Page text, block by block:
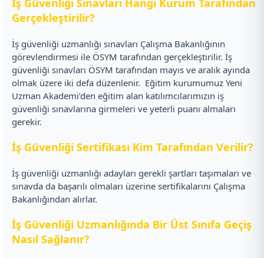
Gerçekleştirilir?
İş güvenliği uzmanlığı sınavları Çalışma Bakanlığının
görevlendirmesi ile ÖSYM tarafından gerçekleştirilir. İş
güvenliği sınavları ÖSYM tarafından mayıs ve aralık ayında
olmak üzere iki defa düzenlenir. Eğitim kurumumuz Yeni
Uzman Akademi’den eğitim alan katılımcılarımızın iş
güvenliği sınavlarına girmeleri ve yeterli puanı almaları
gerekir.
İş Güvenliği Sertifikası Kim Tarafından Verilir?
İş güvenliği uzmanlığı adayları gerekli şartları taşımaları ve
sınavda da başarılı olmaları üzerine sertifikalarını Çalışma
Bakanlığından alırlar.
İş Güvenliği Uzmanlığında Bir Üst Sınıfa Geçiş
Nasıl Sağlanır?